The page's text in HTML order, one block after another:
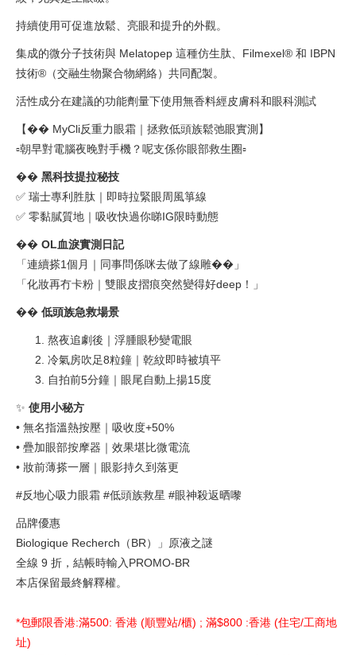
持續使用可促進放鬆、亮眼和提升的外觀。
集成的微分子技術與 Melatopep 這種仿生肽、Filmexel® 和 IBPN
技術®（交融生物聚合物網絡）共同配製。
活性成分在建議的功能劑量下使用無香料經皮膚科和眼科測試
【�� MyCli反重力眼霜｜拯救低頭族鬆弛眼實測】
▫️朝早對電腦夜晚對手機？呢支係你眼部救生圈▫️
�� ‌ 黑科技提拉秘技
✅ 瑞士專利胜肽｜即時拉緊眼周風箏線
✅ 零黏膩質地｜吸收快過你睇IG限時動態
�� ‌ OL血淚實測日記
「連續搽1個月｜同事問係咪去做了線雕��」
「化妝再冇卡粉｜雙眼皮摺痕突然變得好deep！」
�� ‌ 低頭族急救場景
熬夜追劇後｜浮腫眼秒變電眼
冷氣房吹足8粒鐘｜乾紋即時被填平
自拍前5分鐘｜眼尾自動上揚15度
✨ ‌ 使用小秘方
• 無名指溫熱按壓｜吸收度+50%
• 疊加眼部按摩器｜效果堪比微電流
• 妝前薄搽一層｜眼影持久到落更
#反地心吸力眼霜 #低頭族救星 #眼神殺返晒嚟
品牌優惠
Biologique Recherch（BR）」原液之謎
全線 9 折，結帳時輸入PROMO-BR
本店保留最終解釋權。
*包郵限香港:滿500: 香港 (順豐站/櫃) ; 滿$800 :香港 (住宅/工商地
址)